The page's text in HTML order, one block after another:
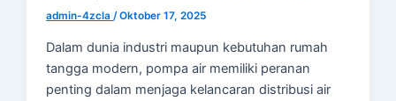
admin-4zcla/Oktober 17, 2025
Dalam dunia industri maupun kebutuhan rumah
tangga modern, pompa air memiliki peranan
penting dalam menjaga kelancaran distribusi air